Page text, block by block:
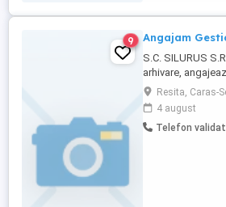
9 Angajam
S.C. SILURUS
arhivare,
Specificații: -
Severin -
Program: 8h zi
atentă la detalii și
Resita, Caras-
4 august
Telefon validat